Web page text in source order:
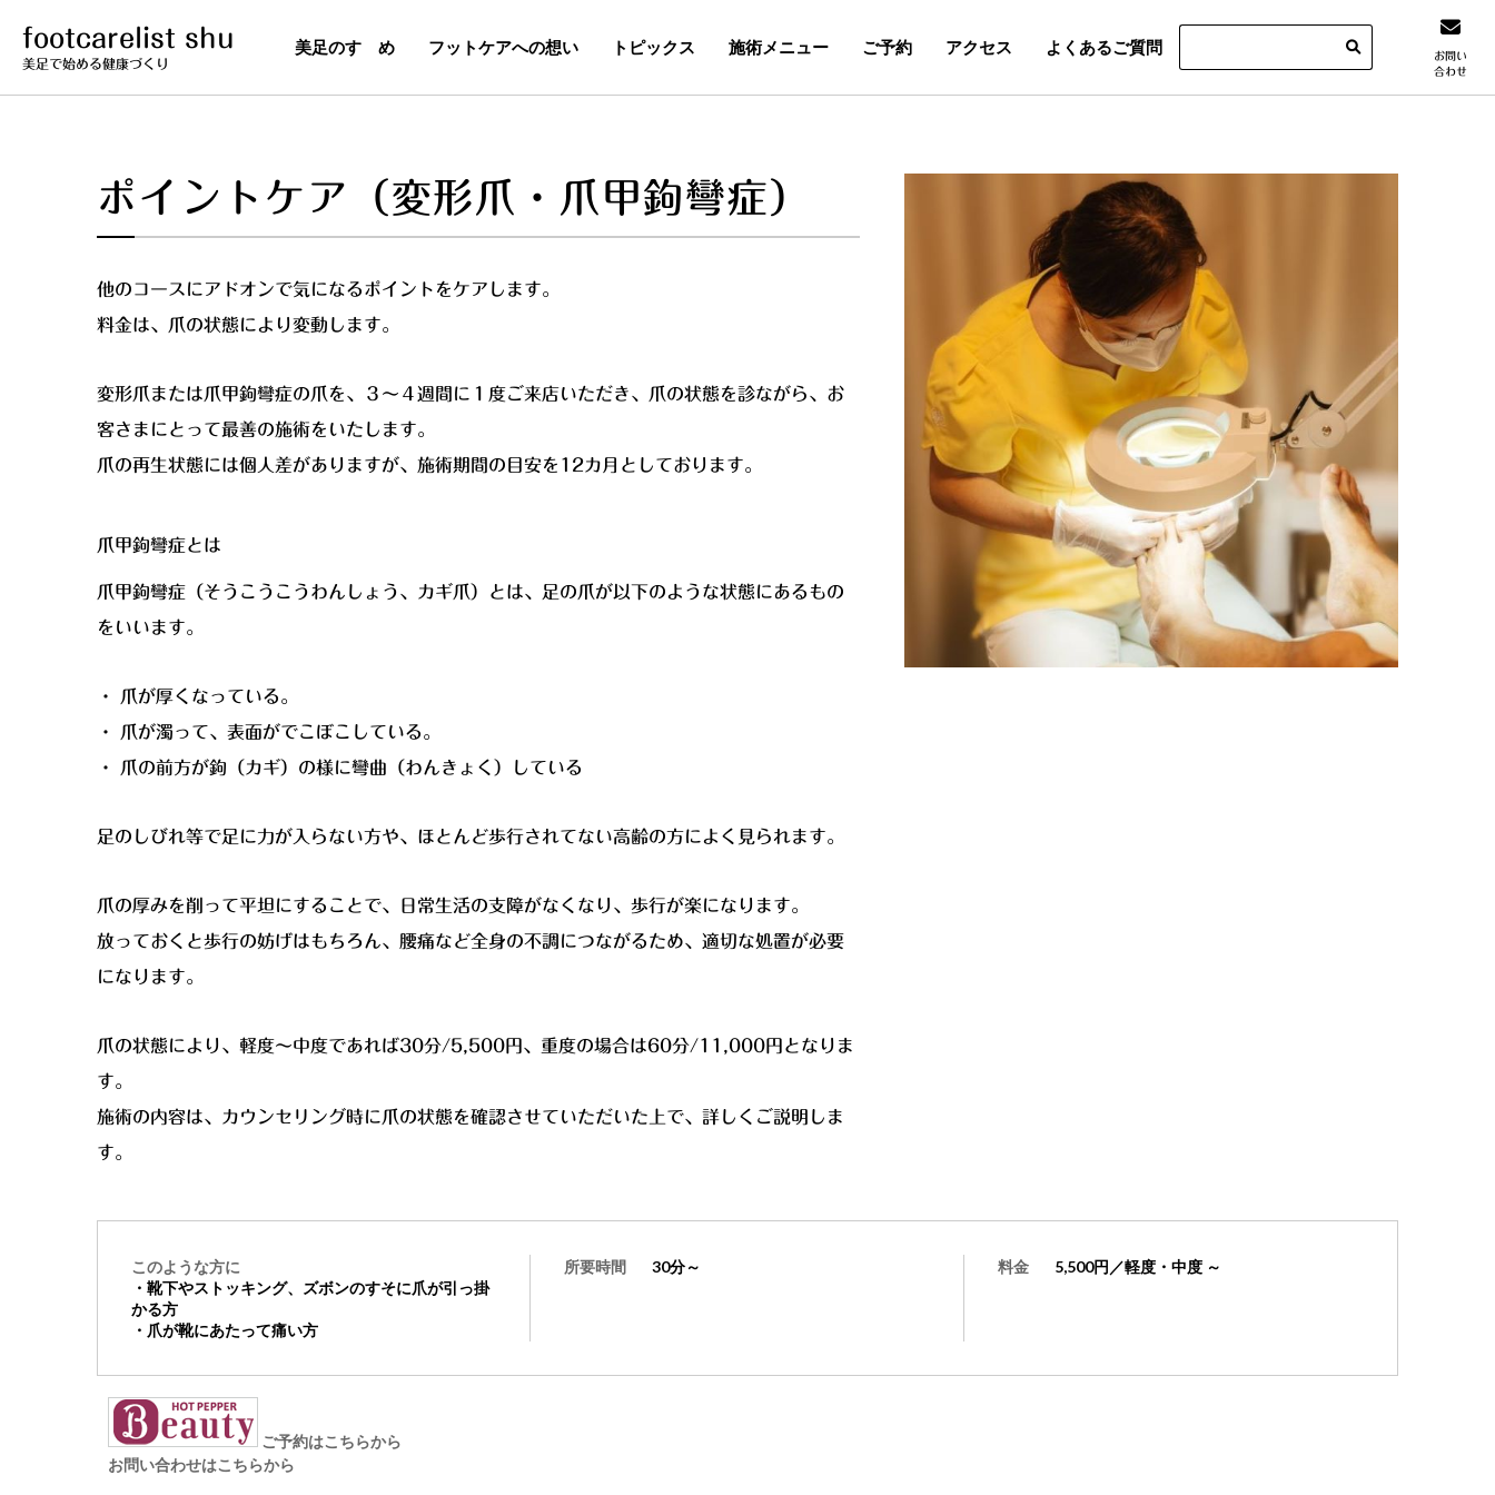
footcarelist shu
美足で始める健康づくり
美足のすゝめ フットケアへの想い トピックス 施術メニュー ご予約 アクセス よくあるご質問
お問い
合わせ
ポイントケア（変形爪・爪甲鉤彎症）
他のコースにアドオンで気になるポイントをケアします。
料金は、爪の状態により変動します。
変形爪または爪甲鉤彎症の爪を、３～４週間に１度ご来店いただき、爪の状態を診ながら、お
客さまにとって最善の施術をいたします。
爪の再生状態には個人差がありますが、施術期間の目安を12カ月としております。
爪甲鉤彎症とは
爪甲鉤彎症（そうこうこうわんしょう、カギ爪）とは、足の爪が以下のような状態にあるもの
をいいます。
・ 爪が厚くなっている。
・ 爪が濁って、表面がでこぼこしている。
・ 爪の前方が鉤（カギ）の様に彎曲（わんきょく）している
足のしびれ等で足に力が入らない方や、ほとんど歩行されてない高齢の方によく見られます。
爪の厚みを削って平坦にすることで、日常生活の支障がなくなり、歩行が楽になります。
放っておくと歩行の妨げはもちろん、腰痛など全身の不調につながるため、適切な処置が必要
になります。
爪の状態により、軽度～中度であれば30分/5,500円、重度の場合は60分/11,000円となりま
す。
施術の内容は、カウンセリング時に爪の状態を確認させていただいた上で、詳しくご説明しま
す。
このような方に
・靴下やストッキング、ズボンのすそに爪が引っ掛
かる方
・爪が靴にあたって痛い方
所要時間 30分～ 料金 5,500円／軽度・中度 ～
ご予約はこちらから
お問い合わせはこちらから